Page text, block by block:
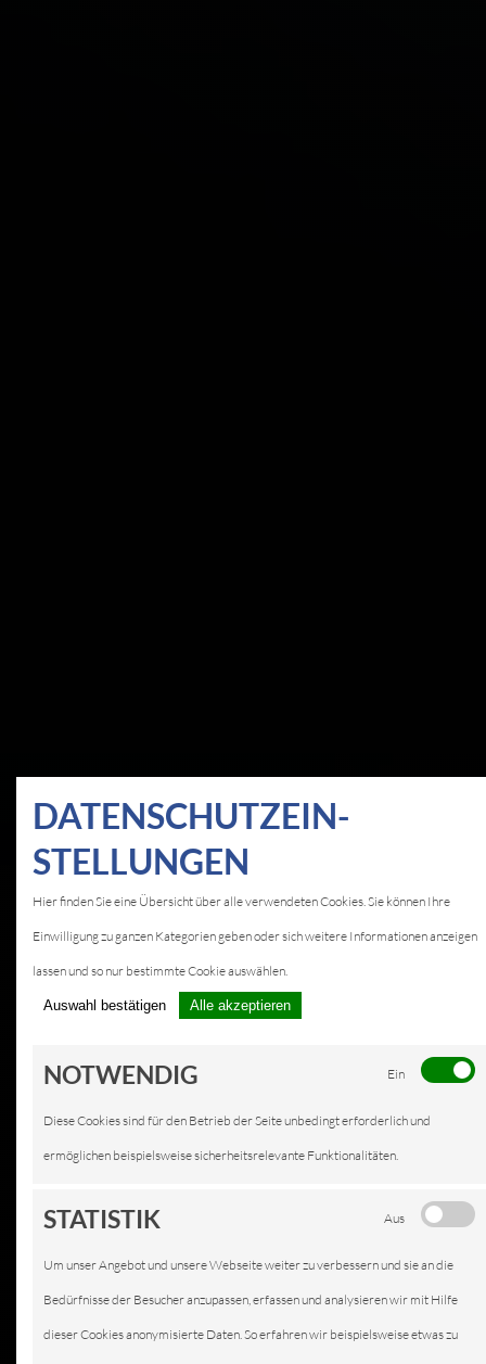
DATEN­SCHUTZ­EIN­
STELLUNGEN
Hier finden Sie eine Übersicht über alle verwendeten Cookies. Sie können Ihre
Einwilligung zu ganzen Kategorien geben oder sich weitere Informationen anzeigen
lassen und so nur bestimmte Cookie auswählen.
Auswahl bestätigen Alle akzeptieren
NOTWENDIG Ein
Diese Cookies sind für den Betrieb der Seite unbedingt erforderlich und
ermöglichen beispielsweise sicherheitsrelevante Funktionalitäten.
STATISTIK Aus
Um unser Angebot und unsere Webseite weiter zu verbessern und sie an die
Bedürfnisse der Besucher anzupassen, erfassen und analysieren wir mit Hilfe
dieser Cookies anonymisierte Daten. So erfahren wir beispielsweise etwas zu